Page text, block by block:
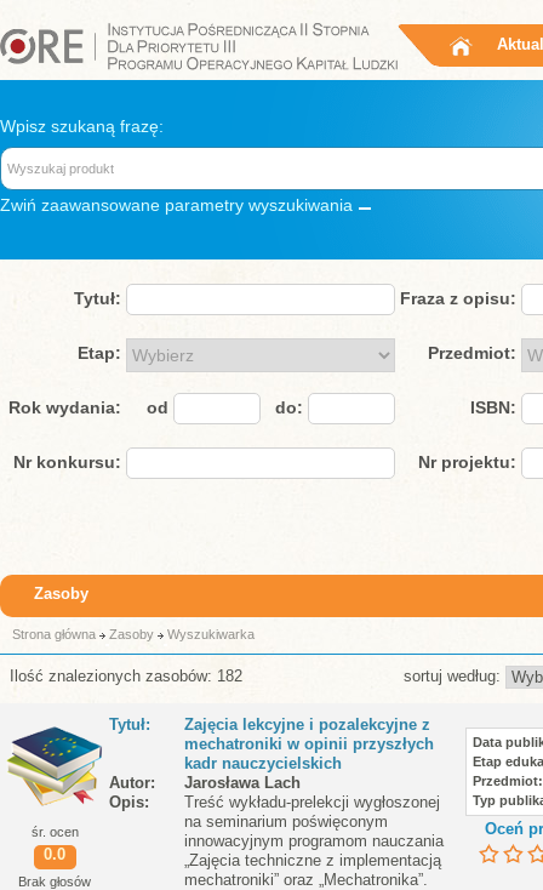
Wpisz szukaną frazę:
Zwiń zaawansowane parametry wyszukiwania
Tytuł: Fraza z opisu:
Etap: Przedmiot:
Rok wydania: od do: ISBN:
Nr konkursu: Nr projektu:
Zasoby
Strona główna Zasoby Wyszukiwarka
Ilość znalezionych zasobów: 182 sortuj według:
śr. ocen
0.0
Brak głosów
Tytuł
Zajęcia lekcyjne i pozalekcyjne z
mechatroniki w opinii przyszłych
kadr nauczycielskich
Autor
Jarosława Lach
Opis
Treść wykładu-prelekcji wygłoszonej
na seminarium poświęconym
innowacyjnym programom nauczania
„Zajęcia techniczne z implementacją
mechatroniki” oraz „Mechatronika”.
Data
Etap
Przedmiot
Typ
Oceń